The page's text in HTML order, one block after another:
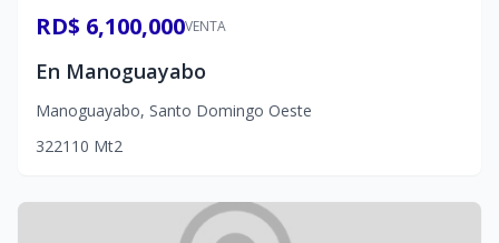
VENTA
RD$ 6,100,000
En Manoguayabo
Manoguayabo, Santo Domingo Oeste
322110 Mt2